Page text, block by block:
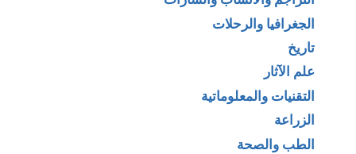
الجغرافيا والرحلات
تاريخ
علم الآثار
التقنيات والمعلوماتية
الزراعة
الطب والصحة